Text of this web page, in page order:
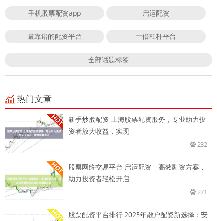
手机股票配资app 启运配资
最靠谱的配资平台 十倍杠杆平台
全部话题标签
热门文章
新手炒股配资 上海股票配资服务，专业助力投
资者放大收益，实现
282
股票网络交易平台 启运配资：高效融资方案，
助力投资者轻松开启
271
股票配资平台排行 2025年散户配资新选择：安